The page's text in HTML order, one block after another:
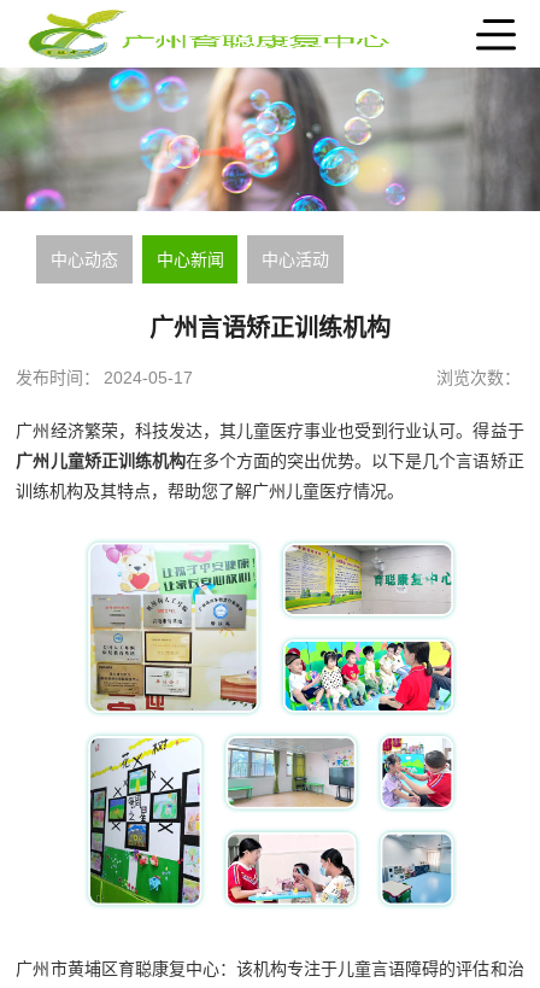
中心动态 中心新闻 中心活动
广州言语矫正训练机构
发布时间： 2024-05-17 浏览次数：
广州经济繁荣，科技发达，其儿童医疗事业也受到行业认可。得益于
广州儿童矫正训练机构在多个方面的突出优势。以下是几个言语矫正
训练机构及其特点，帮助您了解广州儿童医疗情况。
广州市黄埔区育聪康复中心：该机构专注于儿童言语障碍的评估和治